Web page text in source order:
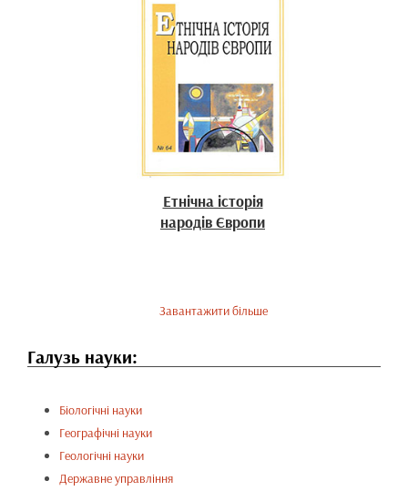
Етнічна історія
народів Європи
Завантажити більше
Галузь науки:
Біологічні науки
Географічні науки
Геологічні науки
Державне управління